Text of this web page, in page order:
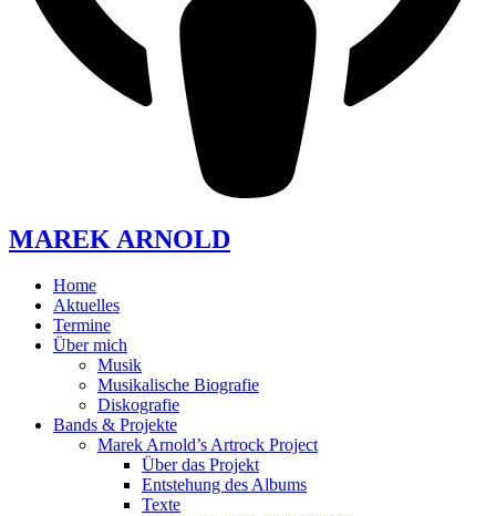
MAREK ARNOLD
Home
Aktuelles
Termine
Über mich
Musik
Musikalische Biografie
Diskografie
Bands & Projekte
Marek Arnold’s Artrock Project
Über das Projekt
Entstehung des Albums
Texte